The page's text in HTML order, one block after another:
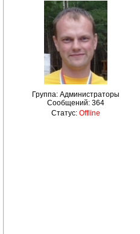
Группа: Администраторы
Сообщений: 364
Статус: Offline